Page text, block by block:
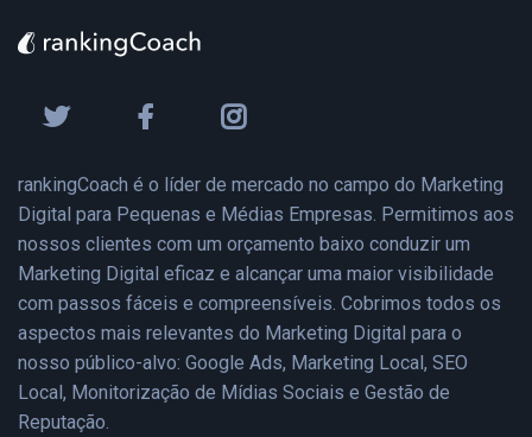
rankingCoach é o líder de mercado no campo do Marketing
Digital para Pequenas e Médias Empresas. Permitimos aos
nossos clientes com um orçamento baixo conduzir um
Marketing Digital eficaz e alcançar uma maior visibilidade
com passos fáceis e compreensíveis. Cobrimos todos os
aspectos mais relevantes do Marketing Digital para o
nosso público-alvo: Google Ads, Marketing Local, SEO
Local, Monitorização de Mídias Sociais e Gestão de
Reputação.